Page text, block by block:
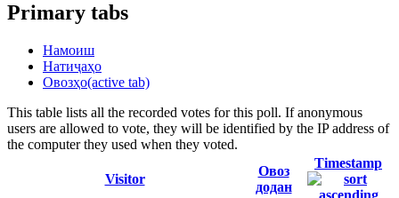
Primary tabs
Намоиш
Натиҷаҳо
Овозҳо(active tab)
This table lists all the recorded votes for this poll. If anonymous
users are allowed to vote, they will be identified by the IP address of
the computer they used when they voted.
Visitor
Овоз
додан
Timestamp